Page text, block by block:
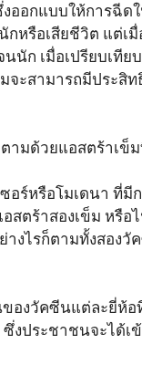
ออกแบบให้การฉีด
หรือเสียชีวิต แต่เ
นนัก เมื่อเปรียบเที
ะสามารถมีประสิ
มด้วยแอสตร้าเข็
อร์หรือโมเดนา ที่
สตร้าสองเข็ม หรื
างไรก็ตามทั้งสอง
องวัคซีนแต่ละยี่ห้อ
งประชาชนจะได้เ